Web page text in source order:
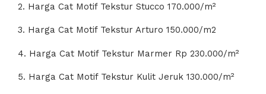
2. Harga Cat Motif Tekstur Stucco 170.000/m²
3. Harga Cat Motif Tekstur Arturo 150.000/m2
4. Harga Cat Motif Tekstur Marmer Rp 230.000/m²
5. Harga Cat Motif Tekstur Kulit Jeruk 130.000/m²